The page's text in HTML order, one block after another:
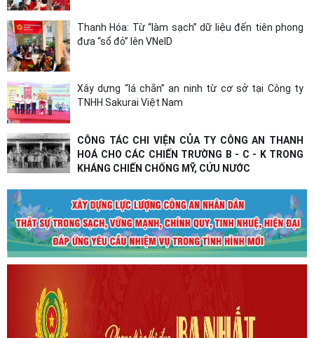
đưa “sổ đỏ” lên VNeID
TNHH Sakurai Việt Nam
CHO CÁC CHIẾN TRƯỜNG B - C - K TRONG KHÁNG
CHIẾN CHỐNG MỸ, CỨU NƯỚC